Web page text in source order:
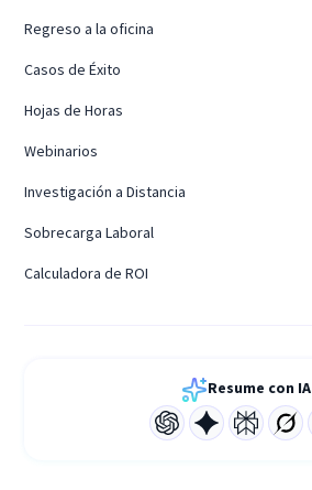
Regreso a la oficina
Casos de Éxito
Hojas de Horas
Webinarios
Investigación a Distancia
Sobrecarga Laboral
Calculadora de ROI
Resume con IA